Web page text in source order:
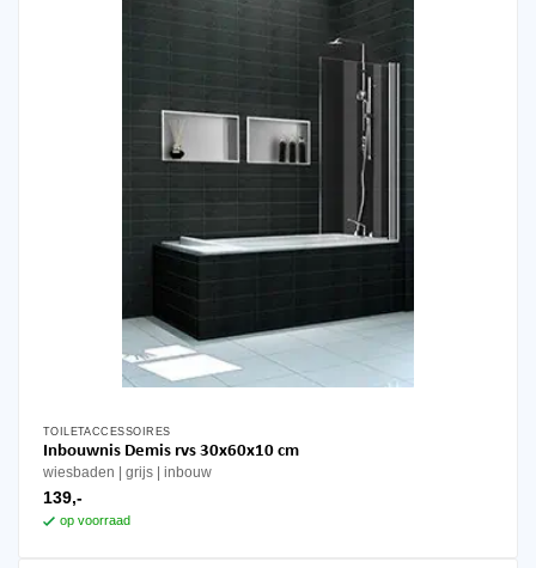
TOILETACCESSOIRES
Inbouwnis Demis rvs 30x60x10 cm
wiesbaden grijs inbouw
139,-
op voorraad